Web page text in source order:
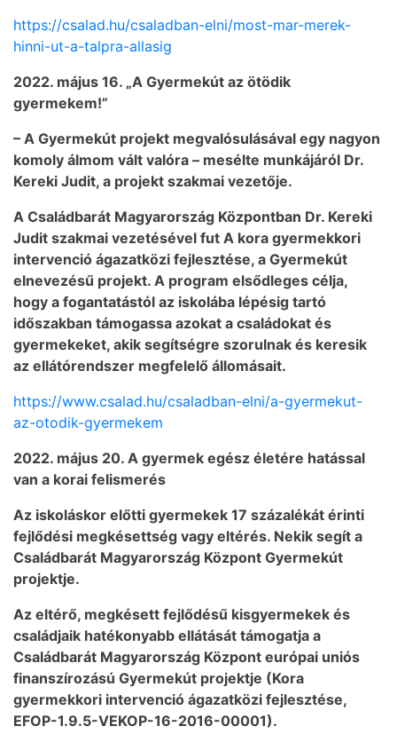
https://csalad.hu/csaladban-elni/most-mar-merek-
hinni-ut-a-talpra-allasig
2022. május 16. „A Gyermekút az ötödik
gyermekem!”
– A Gyermekút projekt megvalósulásával egy nagyon
komoly álmom vált valóra – mesélte munkájáról Dr.
Kereki Judit, a projekt szakmai vezetője.
A Családbarát Magyarország Központban Dr. Kereki
Judit szakmai vezetésével fut A kora gyermekkori
intervenció ágazatközi fejlesztése, a Gyermekút
elnevezésű projekt. A program elsődleges célja,
hogy a fogantatástól az iskolába lépésig tartó
időszakban támogassa azokat a családokat és
gyermekeket, akik segítségre szorulnak és keresik
az ellátórendszer megfelelő állomásait.
https://www.csalad.hu/csaladban-elni/a-gyermekut-
az-otodik-gyermekem
2022. május 20. A gyermek egész életére hatással
van a korai felismerés
Az iskoláskor előtti gyermekek 17 százalékát érinti
fejlődési megkésettség vagy eltérés. Nekik segít a
Családbarát Magyarország Központ Gyermekút
projektje.
Az eltérő, megkésett fejlődésű kisgyermekek és
családjaik hatékonyabb ellátását támogatja a
Családbarát Magyarország Központ európai uniós
finanszírozású Gyermekút projektje (Kora
gyermekkori intervenció ágazatközi fejlesztése,
EFOP-1.9.5-VEKOP-16-2016-00001).